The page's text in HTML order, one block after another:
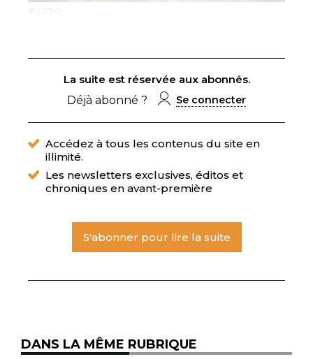
© LCTO.
La suite est réservée aux abonnés.
Déjà abonné ?
Se connecter
Accédez à tous les contenus du site en
illimité.
Les newsletters exclusives, éditos et
chroniques en avant-première
S'abonner pour lire la suite
DANS LA MÊME RUBRIQUE